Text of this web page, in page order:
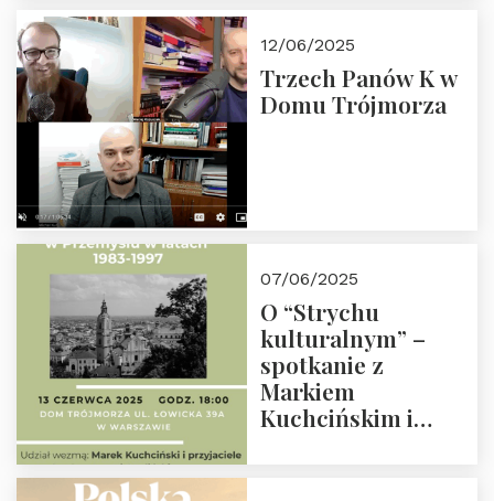
Fundacji
12/06/2025
Trzech Panów K w
Domu Trójmorza
07/06/2025
O “Strychu
kulturalnym” –
spotkanie z
Markiem
Kuchcińskim i